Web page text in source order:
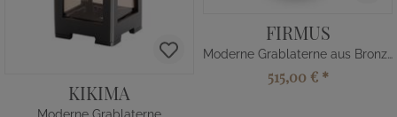
KIKIMA
FIRMUS
Moderne Grablaterne aus Bronze
515,00 € *